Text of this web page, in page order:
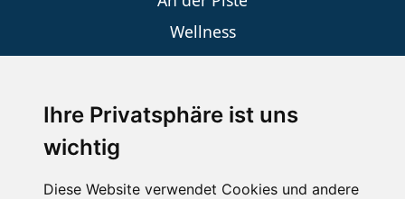
Ihre Privatsphäre ist uns
wichtig
Diese Website verwendet Cookies und andere
Wellness
SCHNEEHÖHEN SKI APP
Die Schneehoehen Ski APP für iOS und Android - Ein
Muss für alle Wintersportler und Schneefreaks!